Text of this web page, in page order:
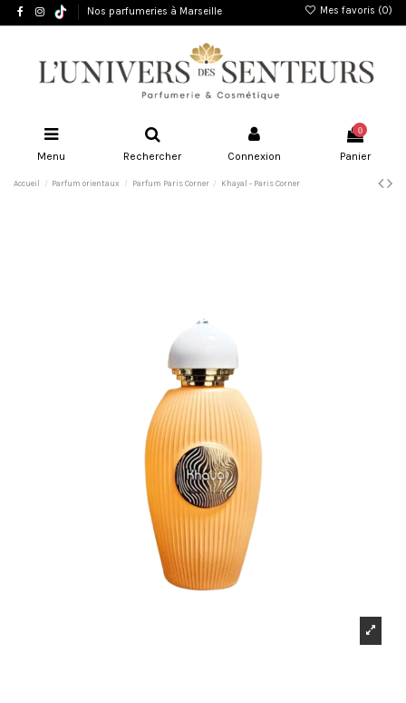
Nos parfumeries à Marseille Mes favoris (0)
Menu Rechercher Connexion
0
Panier
Accueil Parfum orientaux Parfum Paris Corner Khayal - Paris Corner